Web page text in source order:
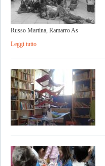
Russo Martina, Ramarro As
Leggi tutto